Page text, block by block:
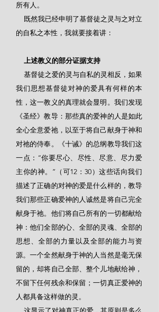
所有人。
的自私之本性，我就要接着讲：
    上述教义的部分证据支持
我们思想基督徒对神的爱具有何样的本
性，这一教义的真理就会显明。我们发现
《圣经》教导：那些真的爱神的人是如此
全心全意爱祂，以至于将自己献身于神和
对祂的侍奉。《十诫》的总纲教导我们这
一点：“你要尽心、尽性、尽意、尽力爱
主你的神。”（可12：30）这些话向我们
描述了正确的对神的爱是什么样的，教导
我们那些正确爱神的人诚然是将自己完全
献身于祂。他们将自己所有的一切都献给
神：他们全部的心、全部的灵魂、全部的
思想、全部的力量以及全部的能力与资
源。一个全然献身于神的人当然是毫无保
留的，却将自己全部、整个儿地献给神，
不留下任何残余和保留；一切真正爱神的
人都具备这样做的灵。